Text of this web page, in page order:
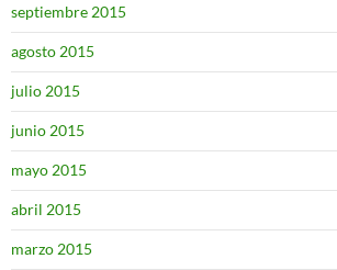
septiembre 2015
agosto 2015
julio 2015
junio 2015
mayo 2015
abril 2015
marzo 2015